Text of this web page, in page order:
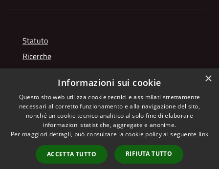
Statuto
Ricerche
Videogallery
Photogallery
RSS
Accessibilità
Copyright © 2026 • Istituto
Giuseppe Franchetti • Powered
byMunicipium
Accesso
redazione
×
Informazioni sui cookie
Questo sito web utilizza cookie tecnici e assimilati strettamente
necessari al corretto funzionamento e alla navigazione del sito,
nonché un cookie tecnico analitico al solo fine di elaborare
informazioni statistiche, aggregate e anonime.
Per maggiori dettagli, può consultare la cookie policy al seguente link
ACCETTA TUTTO RIFIUTA TUTTO